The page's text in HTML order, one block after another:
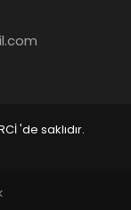
'de saklıdır.